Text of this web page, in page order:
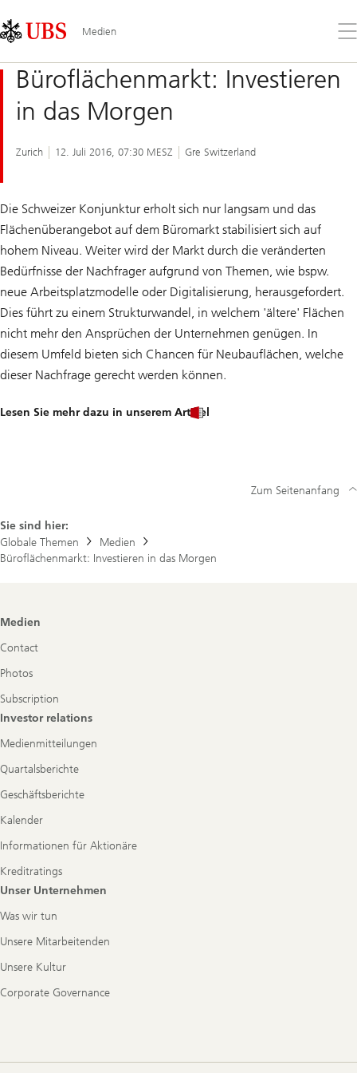
Links
Area
Medien
Sie
Büroflächenmarkt: Investieren
in das Morgen
Zurich 12. Juli 2016, 07:30 MESZ Gre Switzerland
Die Schweizer Konjunktur erholt sich nur langsam und das
Flächenüberangebot auf dem Büromarkt stabilisiert sich auf
hohem Niveau. Weiter wird der Markt durch die veränderten
Bedürfnisse der Nachfrager aufgrund von Themen, wie bspw.
neue Arbeitsplatzmodelle oder Digitalisierung, herausgefordert.
Dies führt zu einem Strukturwandel, in welchem 'ältere' Flächen
nicht mehr den Ansprüchen der Unternehmen genügen. In
diesem Umfeld bieten sich Chancen für Neubauflächen, welche
dieser Nachfrage gerecht werden können.
Lesen Sie mehr dazu in unserem Artikel
Sie sind hier:
Globale Themen
Medien
Büroflächenmarkt: Investieren in das Morgen
Zum Seitenanfang
Footer
Medien
Contact
Photos
Subscription
Investor relations
Medienmitteilungen
Quartalsberichte
Geschäftsberichte
Kalender
Informationen für Aktionäre
Kreditratings
Unser Unternehmen
Was wir tun
Unsere Mitarbeitenden
Unsere Kultur
Corporate Governance